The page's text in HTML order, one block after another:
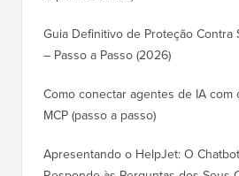
Guia Definitivo de Proteção Contra
– Passo a Passo (2026)
Como conectar agentes de IA com
MCP (passo a passo)
Apresentando o HelpJet: O